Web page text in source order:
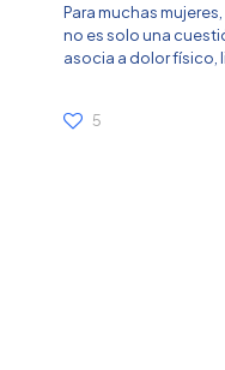
Para muchas
no es solo una
asocia a dolor físico,
5